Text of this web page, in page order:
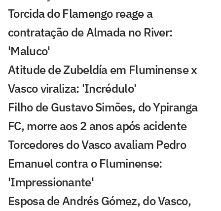
Torcida do Flamengo reage a
contratação de Almada no River:
'Maluco'
Atitude de Zubeldía em Fluminense x
Vasco viraliza: 'Incrédulo'
Filho de Gustavo Simões, do Ypiranga
FC, morre aos 2 anos após acidente
Torcedores do Vasco avaliam Pedro
Emanuel contra o Fluminense:
'Impressionante'
Esposa de Andrés Gómez, do Vasco,